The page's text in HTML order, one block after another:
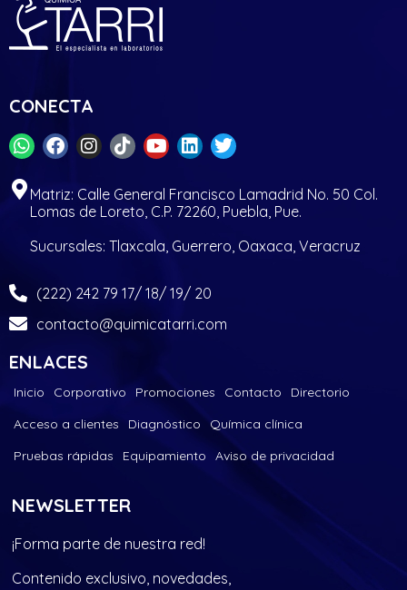
CONECTA
Matriz: Calle General Francisco Lamadrid No. 50 Col.
Lomas de Loreto, C.P. 72260, Puebla, Pue.
Sucursales: Tlaxcala, Guerrero, Oaxaca, Veracruz
(222) 242 79 17/ 18/ 19/ 20
contacto@quimicatarri.com
ENLACES
Inicio Corporativo Promociones Contacto
Directorio
Acceso a clientes
Diagnóstico
Química clínica
Pruebas rápidas
Equipamiento Aviso de privacidad
NEWSLETTER
¡Forma parte de nuestra red!
Contenido exclusivo, novedades,